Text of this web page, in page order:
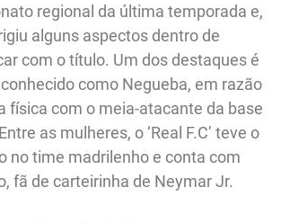
regional da última temporada e,
alguns aspectos dentro de
com o título. Um dos destaques é
como Negueba, em razão
física com o meia-atacante da base
as mulheres, o ‘Real F.C’ teve o
no time madrilenho e conta com
fã de carteirinha de Neymar Jr.